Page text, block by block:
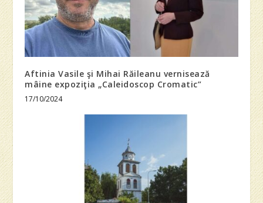
Aftinia Vasile şi Mihai Răileanu vernisează
mâine expoziţia „Caleidoscop Cromatic”
17/10/2024